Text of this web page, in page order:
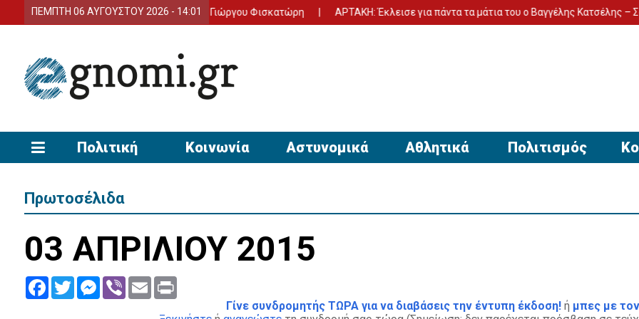
ΠΕΜΠΤΗ 06 ΑΥΓΟΥΣΤΟΥ 2026 - 14:01
τον πρόωρο θάνατο του 57χρονου Γιώργου Φισκατώρη ΑΡΤΑΚΗ: Έκλεισε για πάντα τα μάτια του ο Βαγγέλης Κατσέλης – Σοκ από
Πολιτική Κοινωνία Αστυνομικά Αθλητικά Πολιτισμός
Πρωτοσέλιδα
03 ΑΠΡΙΛΙΟΥ 2015
FacebookTwitter Messenger
Viber Email Print
Γίνε συνδρομητής ΤΩΡΑ για να διαβάσεις την έντυπη έκδοση!ή μπες με